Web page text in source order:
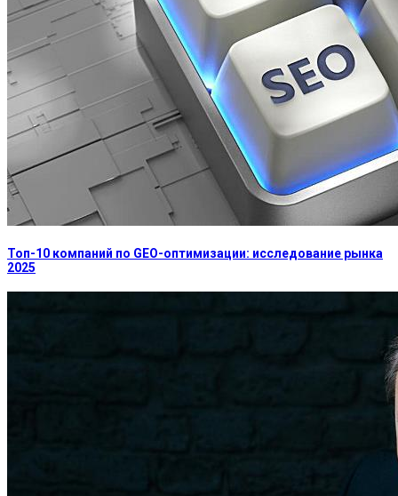
Топ-10 компаний по GEO-оптимизации: исследование рынка
2025